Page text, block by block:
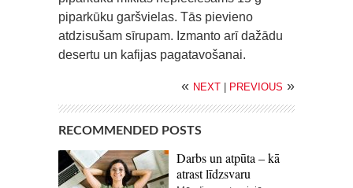
piparkūku garšvielas. Tās pievieno
atdzisušam sīrupam. Izmanto arī dažādu
desertu un kafijas pagatavošanai.
« NEXT | PREVIOUS »
RECOMMENDED POSTS
Darbs un atpūta – kā
atrast līdzsvaru